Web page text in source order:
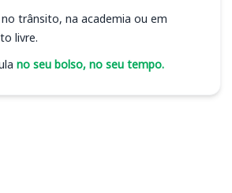
no trânsito, na academia ou em
livre.
no seu bolso, no seu tempo.